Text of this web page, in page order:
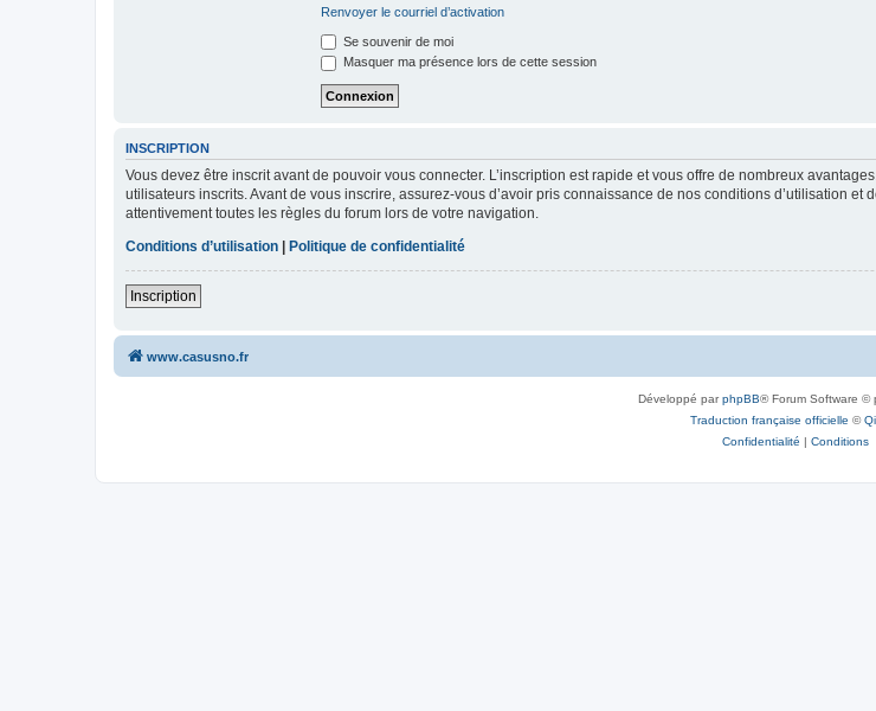
Renvoyer le courriel d’activation
Se souvenir de moi
Masquer ma présence lors de cette session
INSCRIPTION
Vous devez être inscrit avant de pouvoir vous connecter. L’inscription est rapide et vous offre de nombreux
utilisateurs inscrits. Avant de vous inscrire, assurez-vous d’avoir pris connaissance de nos conditions d’utilisation
attentivement toutes les règles du forum lors de votre navigation.
Conditions d’utilisation
Politique de confidentialité
Inscription
www.casusno.fr
Développé parphpBB® Forum Software ©
Traduction française officielle ©
Confidentialité | Conditions